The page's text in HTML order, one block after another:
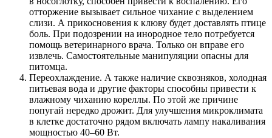
отторжение вызывает сильное чихание с выделением
слизи. А прикосновения к клюву будет доставлять птице
боль. При подозрении на инородное тело потребуется
помощь ветеринарного врача. Только он вправе его
извлечь. Самостоятельные манипуляции опасны для
питомца.
Переохлаждение. А также наличие сквозняков, холодная
питьевая вода и другие факторы способны привести к
влажному чиханию кореллы. По этой же причине
попугай нередко дрожит. Для улучшения микроклимата
в клетке достаточно рядом включать лампу накаливания
мощностью 40–60 Вт.